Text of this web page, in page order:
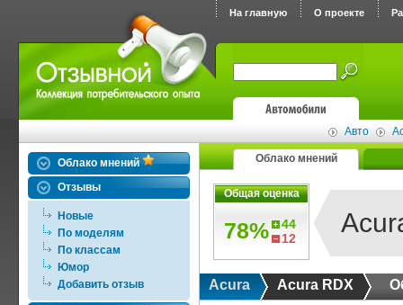
На главную О проекте
Авто
Облако мнений
Отзывы
Новые
По моделям
По классам
Юмор
Добавить отзыв
Облако мнений
Общая оценка
78%
44
12
Acura Acura RDX